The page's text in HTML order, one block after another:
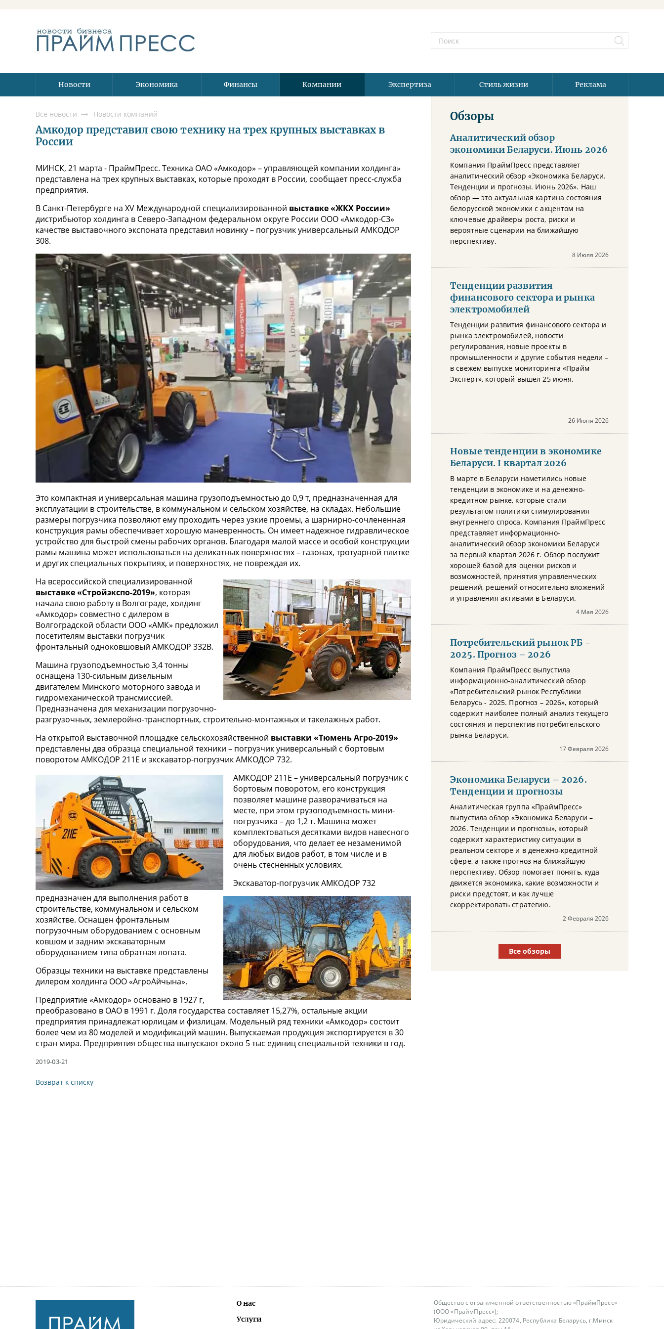
Новости Экономика Финансы Компании Экспертиза Стиль жизни Реклама
Все новости Новости компаний
Амкодор представил свою технику на трех крупных выставках в
России
МИНСК, 21 марта - ПраймПресс. Техника ОАО «Амкодор» – управляющей компании холдинга»
представлена на трех крупных выставках, которые проходят в России, сообщает пресс-служба
предприятия.
В Санкт-Петербурге на XV Международной специализированной выставке «ЖКХ России»
дистрибьютор холдинга в Северо-Западном федеральном округе России ООО «Амкодор-СЗ»
качестве выставочного экспоната представил новинку – погрузчик универсальный АМКОДОР
308.
Это компактная и универсальная машина грузоподъемностью до 0,9 т, предназначенная для
эксплуатации в строительстве, в коммунальном и сельском хозяйстве, на складах. Небольшие
размеры погрузчика позволяют ему проходить через узкие проемы, а шарнирно-сочлененная
конструкция рамы обеспечивает хорошую маневренность. Он имеет надежное гидравлическое
устройство для быстрой смены рабочих органов. Благодаря малой массе и особой конструкции
рамы машина может использоваться на деликатных поверхностях – газонах, тротуарной плитке
и других специальных покрытиях, и поверхностях, не повреждая их.
На всероссийской специализированной
выставке «Стройэкспо-2019», которая
начала свою работу в Волгограде, холдинг
«Амкодор» совместно с дилером в
Волгоградской области ООО «АМК» предложил
посетителям выставки погрузчик
фронтальный одноковшовый АМКОДОР 332В.
Машина грузоподъемностью 3,4 тонны
оснащена 130-сильным дизельным
двигателем Минского моторного завода и
гидромеханической трансмиссией.
Предназначена для механизации погрузочно-
разгрузочных, землеройно-транспортных, строительно-монтажных и такелажных работ.
На открытой выставочной площадке сельскохозяйственной выставки «Тюмень Агро-2019»
представлены два образца специальной техники – погрузчик универсальный с бортовым
поворотом АМКОДОР 211Е и экскаватор-погрузчик АМКОДОР 732.
АМКОДОР 211Е – универсальный погрузчик с
бортовым поворотом, его конструкция
позволяет машине разворачиваться на
месте, при этом грузоподъемность мини-
погрузчика – до 1,2 т. Машина может
комплектоваться десятками видов навесного
оборудования, что делает ее незаменимой
для любых видов работ, в том числе и в
очень стесненных условиях.
Экскаватор-погрузчик АМКОДОР 732
предназначен для выполнения работ в
строительстве, коммунальном и сельском
хозяйстве. Оснащен фронтальным
погрузочным оборудованием с основным
ковшом и задним экскаваторным
оборудованием типа обратная лопата.
Образцы техники на выставке представлены
дилером холдинга ООО «АгроАйчына».
Предприятие «Амкодор» основано в 1927 г,
преобразовано в ОАО в 1991 г. Доля государства составляет 15,27%, остальные акции
предприятия принадлежат юрлицам и физлицам. Модельный ряд техники «Амкодор» состоит
более чем из 80 моделей и модификаций машин. Выпускаемая продукция экспортируется в 30
стран мира. Предприятия общества выпускают около 5 тыс единиц специальной техники в год.
2019-03-21
Возврат к списку
Обзоры
Аналитический обзор
экономики Беларуси. Июнь 2026
Компания ПраймПресс представляет
аналитический обзор «Экономика Беларуси.
Тенденции и прогнозы. Июнь 2026». Наш
обзор — это актуальная картина состояния
белорусской экономики с акцентом на
ключевые драйверы роста, риски и
вероятные сценарии на ближайшую
перспективу.
8 Июля 2026
Тенденции развития
финансового сектора и рынка
электромобилей
Тенденции развития финансового сектора и
рынка электромобилей, новости
регулирования, новые проекты в
промышленности и другие события недели –
в свежем выпуске мониторинга «Прайм
Эксперт», который вышел 25 июня.
26 Июня 2026
Новые тенденции в экономике
Беларуси. I квартал 2026
В марте в Беларуси наметились новые
тенденции в экономике и на денежно-
кредитном рынке, которые стали
результатом политики стимулирования
внутреннего спроса. Компания ПраймПресс
представляет информационно-
аналитический обзор экономики Беларуси
за первый квартал 2026 г. Обзор послужит
хорошей базой для оценки рисков и
возможностей, принятия управленческих
решений, решений относительно вложений
и управления активами в Беларуси.
4 Мая 2026
Потребительский рынок РБ -
2025. Прогноз – 2026
Компания ПраймПресс выпустила
информационно-аналитический обзор
«Потребительский рынок Республики
Беларусь - 2025. Прогноз – 2026», который
содержит наиболее полный анализ текущего
состояния и перспектив потребительского
рынка Беларуси.
17 Февраля 2026
Экономика Беларуси – 2026.
Тенденции и прогнозы
Аналитическая группа «ПраймПресс»
выпустила обзор «Экономика Беларуси –
2026. Тенденции и прогнозы», который
содержит характеристику ситуации в
реальном секторе и в денежно-кредитной
сфере, а также прогноз на ближайшую
перспективу. Обзор помогает понять, куда
движется экономика, какие возможности и
риски предстоят, и как лучше
скорректировать стратегию.
2 Февраля 2026
Все обзоры
О нас
Услуги
Общество с ограниченной ответственностью «ПраймПресс»
(ООО «ПраймПресс»);
Юридический адрес: 220074, Республика Беларусь, г.Минск